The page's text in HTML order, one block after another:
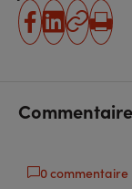
partager
partager
Copier
0 commentaire